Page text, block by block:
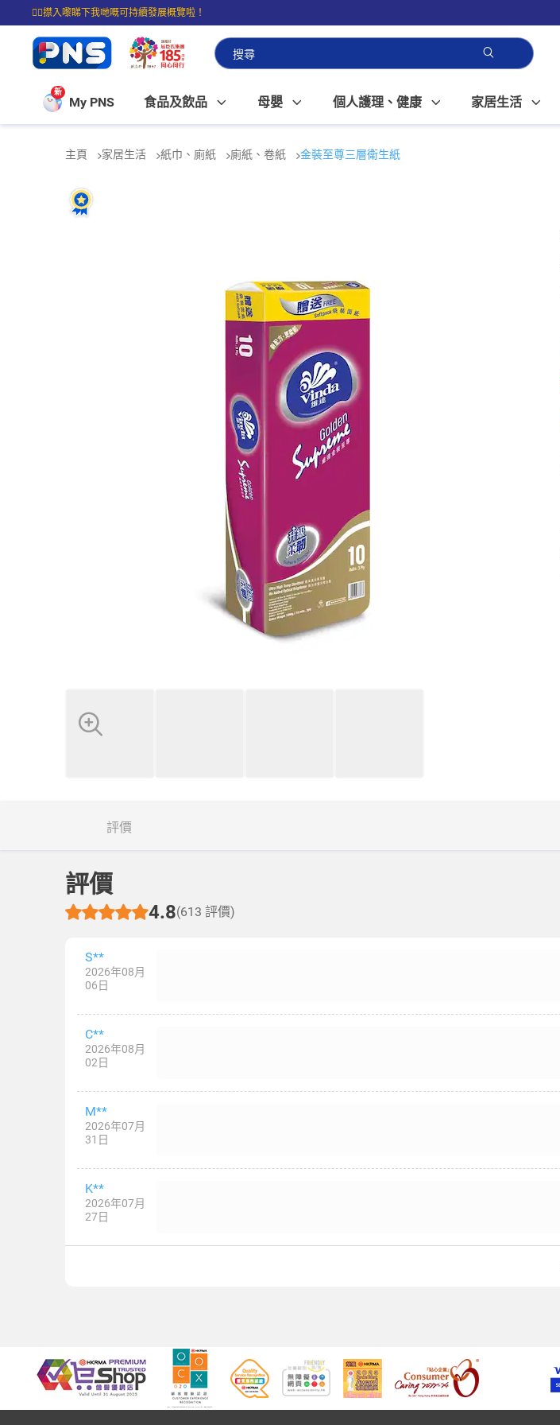
☝🏼㩒入嚟睇下我哋嘅可持續發展概覽啦！
⭐購物滿$399即享免費送貨；滿$100即可免費店取。
新
My PNS 食品及飲品 母嬰 個人護理、健康 家居生活
主頁 家居生活 紙巾、廁紙 廁紙、卷紙 金裝至尊三層衛生紙
評價
評價
4.8(613 評價)
S**
2026年08月
06日
C**
2026年08月
02日
M**
2026年07月
31日
K**
2026年07月
27日